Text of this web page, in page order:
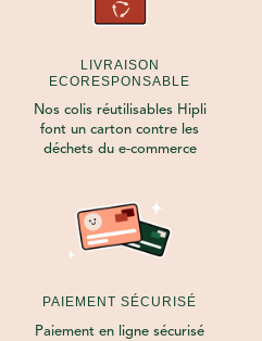
LIVRAISON
ECORESPONSABLE
Nos colis réutilisables Hipli
font un carton contre les
déchets du e-commerce
PAIEMENT SÉCURISÉ
Paiement en ligne sécurisé